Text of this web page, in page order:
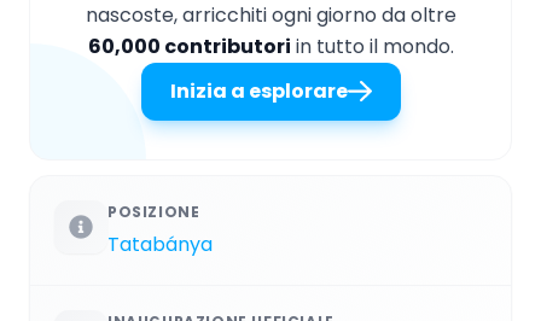
nascoste, arricchiti ogni giorno da oltre
60,000 contributori in tutto il mondo.
Inizia a esplorare
POSIZIONE
Tatabánya